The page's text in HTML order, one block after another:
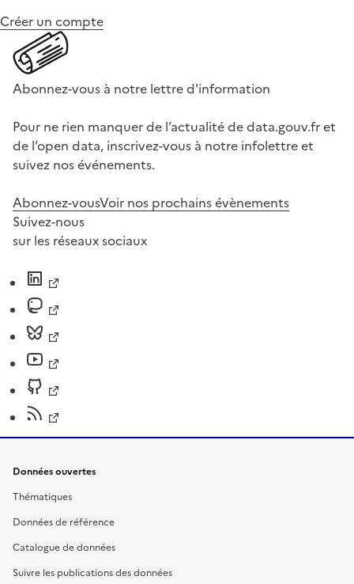
Créer un compte
Abonnez-vous à notre lettre d'information
Pour ne rien manquer de l’actualité de data.gouv.fr et
de l’open data, inscrivez-vous à notre infolettre et
suivez nos événements.
Abonnez-vousVoir nos prochains évènements
Suivez-nous
sur les réseaux sociaux
Données ouvertes
Thématiques
Données de référence
Catalogue de données
Suivre les publications des données